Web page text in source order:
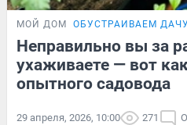
МОЙ ДОМ ОБУСТРАИВАЕМ ДАЧУ
Неправильно вы за
ухаживаете — вот
опытного садовода
29 апреля, 2026, 10:00 271